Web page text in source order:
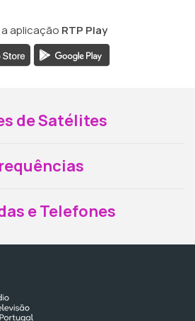
aplicação RTP Play
de Satélites
e Telefones